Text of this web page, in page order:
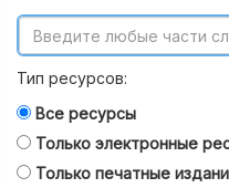
Тип ресурсов:
Все ресурсы
Только электронные
Только печатные